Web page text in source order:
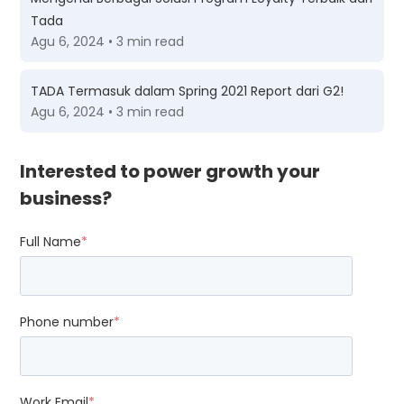
Tada
Agu 6, 2024 • 3 min read
TADA Termasuk dalam Spring 2021 Report dari G2!
Agu 6, 2024 • 3 min read
Interested to power growth your
business?
Full Name*
Phone number*